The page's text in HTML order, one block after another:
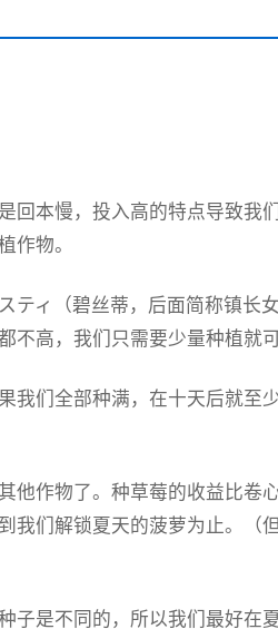
回本慢，投入高的特点导致我
作物。
ティ（碧丝蒂，后面简称镇长
高，我们只需要少量种植就可
我们全部种满，在十天后就至
作物了。种草莓的收益比卷
我们解锁夏天的菠萝为止。（
子是不同的，所以我们最好在